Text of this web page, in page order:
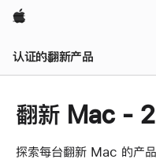
Apple
认证的翻新产品
翻新 Mac -
探索每台翻新 Mac 的产品